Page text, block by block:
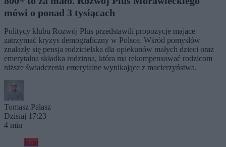
mówi o ponad 3 tysiącach
Politycy klubu Rozwój Plus przedstawili propozycje mające
zatrzymać kryzys demograficzny w Polsce. Wśród pomysłów
znalazły się pensja rodzicielska dla opiekunów małych dzieci oraz
emerytalna składka rodzinna, która ma rekompensować rodzicom
niższe świadczenia emerytalne wynikające z macierzyństwa.
Tomasz Pałasz
Dzisiaj 17:23
4 min
Kraj